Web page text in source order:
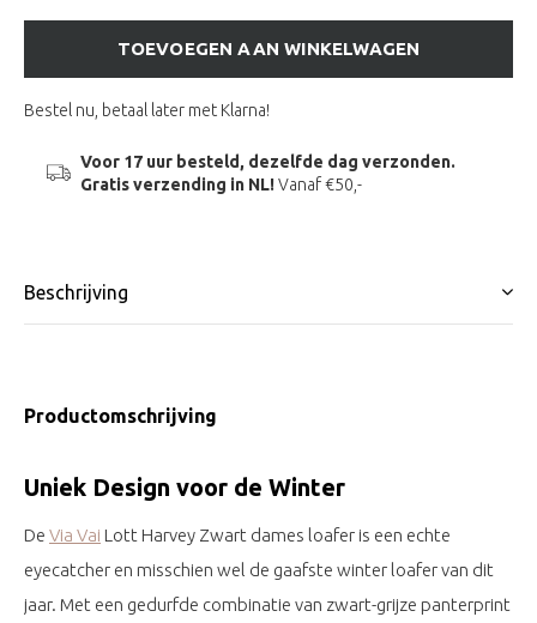
TOEVOEGEN AAN WINKELWAGEN
Bestel nu, betaal later met Klarna!
Voor 17 uur besteld, dezelfde dag verzonden.
Gratis verzending in NL!Vanaf €50,-
Beschrijving
Productomschrijving
Uniek Design voor de Winter
De Via Vai Lott Harvey Zwart dames loafer is een echte
eyecatcher en misschien wel de gaafste winter loafer van dit
jaar. Met een gedurfde combinatie van zwart-grijze panterprint